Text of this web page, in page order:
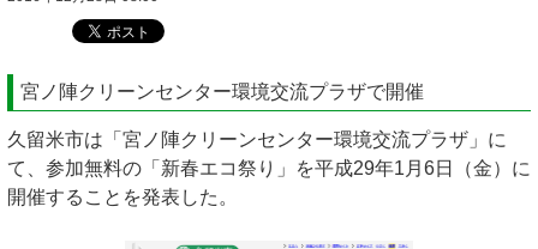
宮ノ陣クリーンセンター環境交流プラザで開催
久留米市は「宮ノ陣クリーンセンター環境交流プラザ」に
て、参加無料の「新春エコ祭り」を平成29年1月6日（金）に
開催することを発表した。